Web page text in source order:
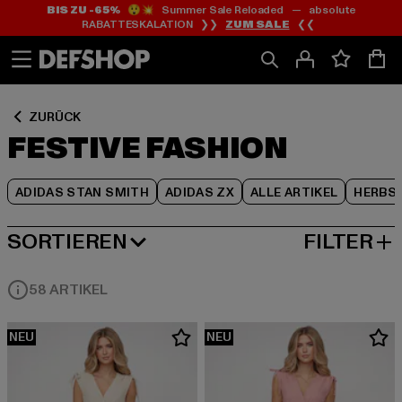
Zum
Inhalt
springen
Zum
Fußzeile
springen
BIS ZU -65%😲💥 Summer Sale Reloaded — absolute
RABATTESKALATION ❯❯ ZUM SALE ❮❮
ZURÜCK
FESTIVE FASHION
ADIDAS STAN SMITH ADIDAS ZX ALLE ARTIKEL
Zum
Produktraster
springen
SORTIEREN
BELIEBTESTE FILTER
58 ARTIKEL
NEU NEU